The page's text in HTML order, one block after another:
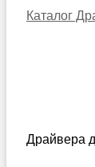
Каталог
Драйвера